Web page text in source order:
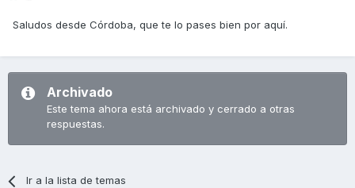
Saludos desde Córdoba, que te lo pases bien por aquí.
Archivado
Este tema ahora está archivado y cerrado a otras
respuestas.
Ir a la lista de temas